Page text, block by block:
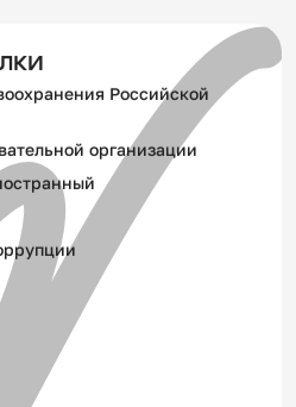
Российской
организации